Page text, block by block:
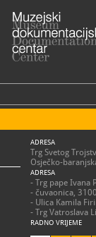
ADRESA
Trg Svetog
Osječko-
ADRESA
- Trg pape Ivana
- čuvaonica,
- Ulica Kamila
- Trg Vatroslava
RADNO VRIJEME